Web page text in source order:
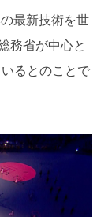
最新技術を世
務省が中心と
るとのことで